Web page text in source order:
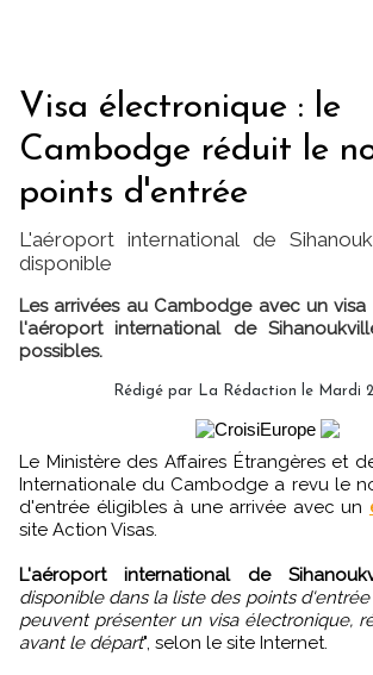
Visa électronique : le
Cambodge réduit le
points d'entrée
L'aéroport international de
disponible
Les arrivées au Cambodge avec un
l'aéroport international de
possibles.
Rédigé par La Rédaction le Mardi
Le Ministère des Affaires Étrangères et de la Coopération
Internationale du Cambodge a revu le
d'entrée éligibles à une arrivée avec un
site Action Visas.
L'aéroport international de
disponible dans la liste des points
peuvent présenter un visa électronique,
avant le départ", selon le site Internet.